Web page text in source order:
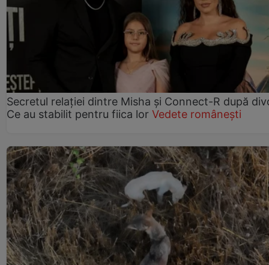
Secretul relației dintre Misha și Connect-R după
Ce au stabilit pentru fiica lor Vedete românești